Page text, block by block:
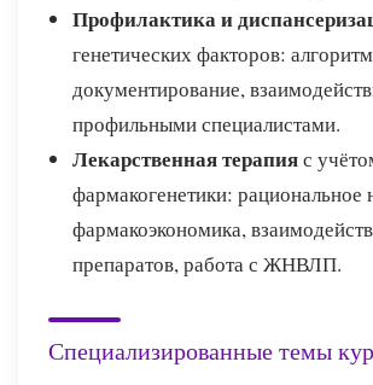
Профилактика и
генетических факторов:
документирование,
профильными специалистами.
Лекарственная терапияс
фармакогенетики: рациональное
фармакоэкономика,
препаратов, работа с ЖНВЛП.
Специализированные темы